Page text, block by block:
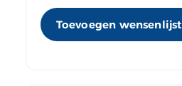
Toevoegen wensenlijst